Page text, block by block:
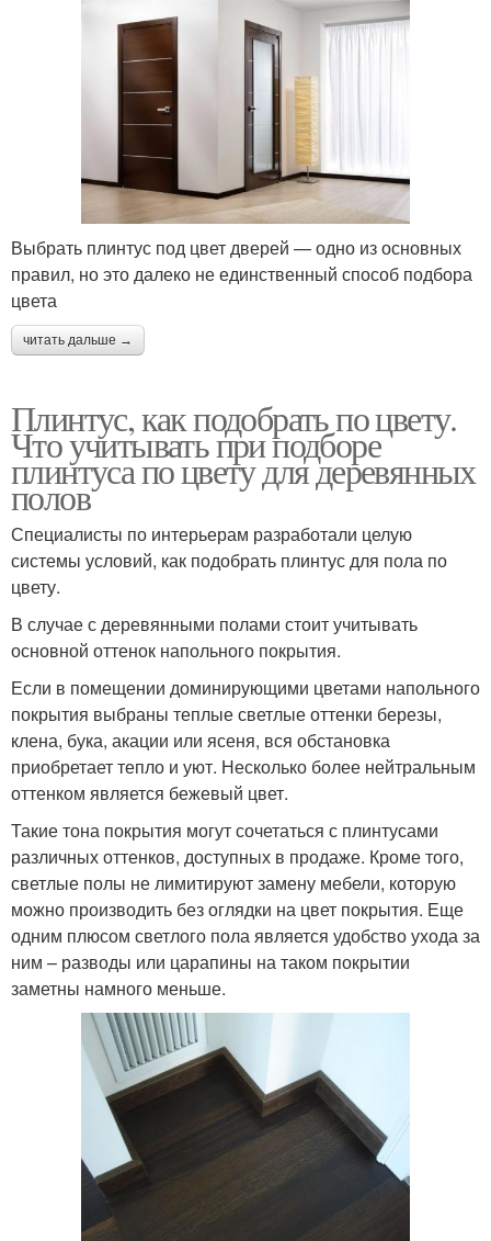
Выбрать плинтус под цвет дверей — одно из основных
правил, но это далеко не единственный способ подбора
цвета
читать дальше →
Плинтус, как подобрать по цвету.
Что учитывать при подборе
плинтуса по цвету для деревянных
полов
Специалисты по интерьерам разработали целую
системы условий, как подобрать плинтус для пола по
цвету.
В случае с деревянными полами стоит учитывать
основной оттенок напольного покрытия.
Если в помещении доминирующими цветами напольного
покрытия выбраны теплые светлые оттенки березы,
клена, бука, акации или ясеня, вся обстановка
приобретает тепло и уют. Несколько более нейтральным
оттенком является бежевый цвет.
Такие тона покрытия могут сочетаться с плинтусами
различных оттенков, доступных в продаже. Кроме того,
светлые полы не лимитируют замену мебели, которую
можно производить без оглядки на цвет покрытия. Еще
одним плюсом светлого пола является удобство ухода за
ним – разводы или царапины на таком покрытии
заметны намного меньше.